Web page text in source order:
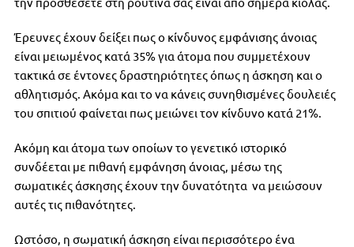
Έρευνες έχουν δείξει πως ο κίνδυνος εμφάνισης άνοιας
είναι μειωμένος κατά 35% για άτομα που συμμετέχουν
τακτικά σε έντονες δραστηριότητες όπως η άσκηση και ο
αθλητισμός. Ακόμα και το να κάνεις συνηθισμένες δουλειές
του σπιτιού φαίνεται πως μειώνει τον κίνδυνο κατά 21%.
Ακόμη και άτομα των οποίων το γενετικό ιστορικό
συνδέεται με πιθανή εμφάνηση άνοιας, μέσω της
σωματικές άσκησης έχουν την δυνατότητα να μειώσουν
αυτές τις πιθανότητες.
Ωστόσο, η σωματική άσκηση είναι περισσότερο ένα